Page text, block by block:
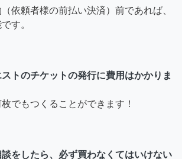
依頼者様の前払い決済）前であれば、
す。
トのチケットの発行に費用はかかりま
でもつくることができます！
をしたら、必ず買わなくてはいけない